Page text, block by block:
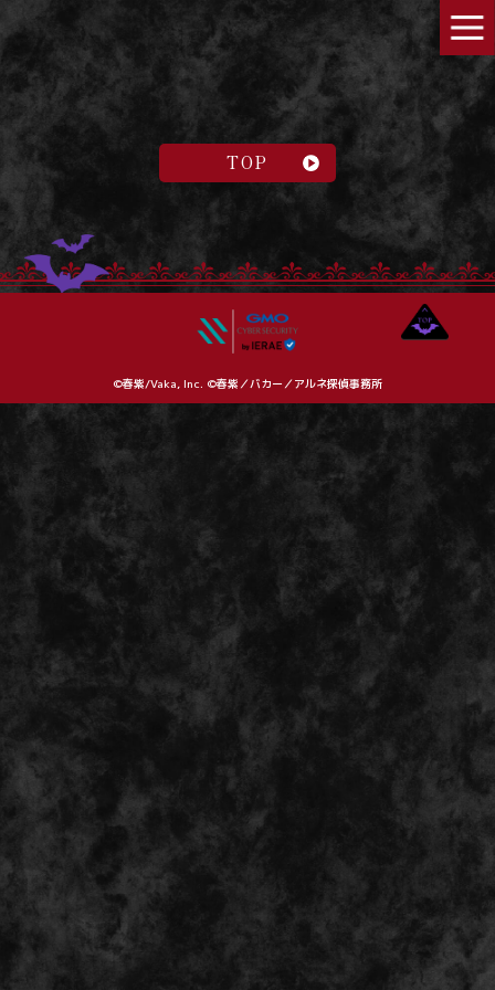
TOP
©春紫/Vaka, Inc. ©春紫／バカー／アルネ探偵事務所